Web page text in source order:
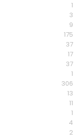
1
3
9
175
37
17
37
1
306
13
11
1
4
2